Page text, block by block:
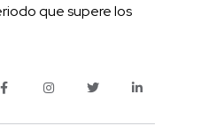
que supere los